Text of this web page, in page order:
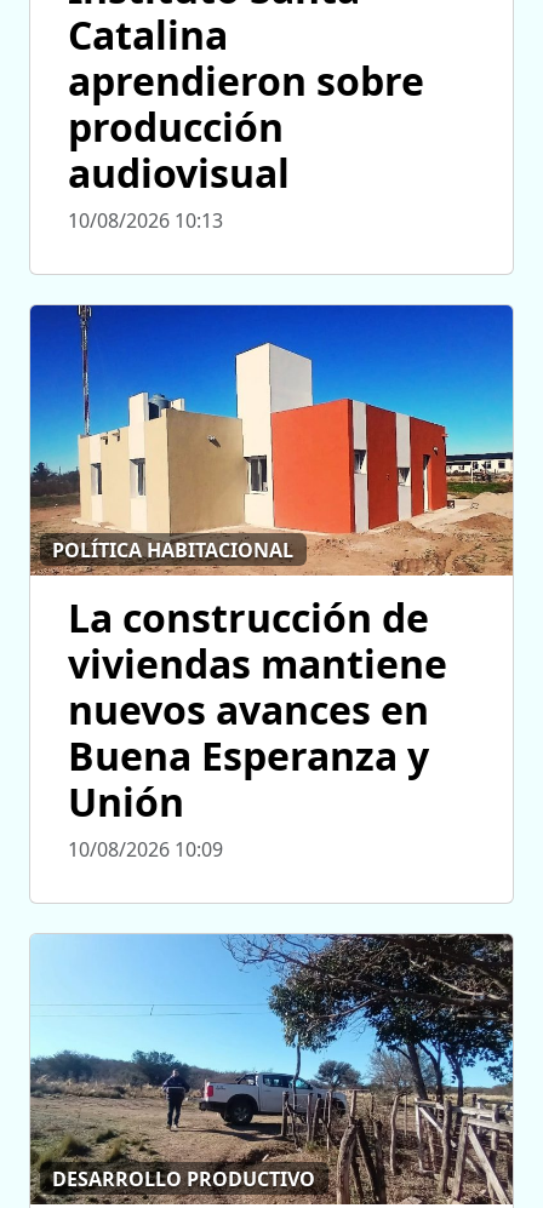
Catalina
aprendieron sobre
producción
audiovisual
10/08/2026 10:13
POLÍTICA HABITACIONAL
La construcción de
viviendas mantiene
nuevos avances en
Buena Esperanza y
Unión
10/08/2026 10:09
DESARROLLO PRODUCTIVO